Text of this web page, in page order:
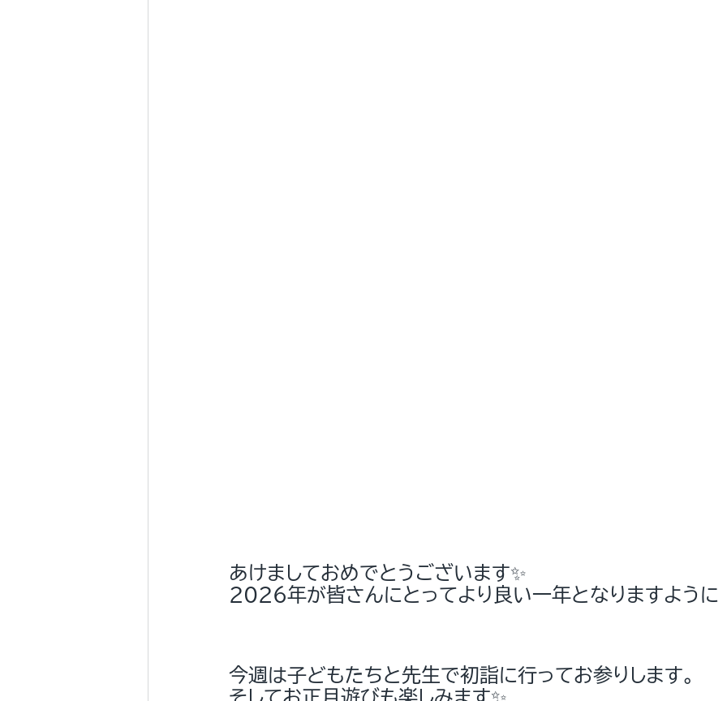
あけましておめでとうございます✨
2026年が皆さんにとってより良い一年となりますように
今週は子どもたちと先生で初詣に行ってお参りします。
そしてお正月遊びも楽しみます✨